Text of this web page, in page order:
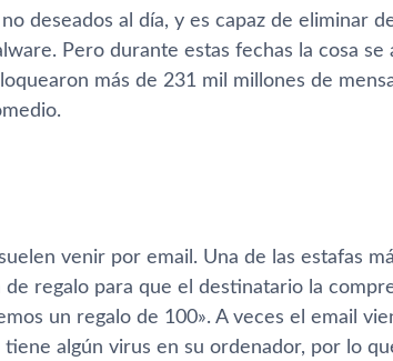
deseados al día, y es capaz de eliminar
Pero durante estas fechas la cosa se
más de 231 mil millones de
venir por email. Una de las estafas
regalo para que el destinatario la
un regalo de 100». A veces el email
algún virus en su ordenador, por lo